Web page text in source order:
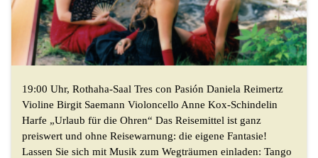
19:00 Uhr, Rothaha-Saal Tres con Pasión Daniela Reimertz
Violine Birgit Saemann Violoncello Anne Kox-Schindelin
Harfe „Urlaub für die Ohren“ Das Reisemittel ist ganz
preiswert und ohne Reisewarnung: die eigene Fantasie!
Lassen Sie sich mit Musik zum Wegträumen einladen: Tango